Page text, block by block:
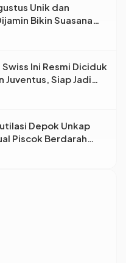
Unik dan
Bikin Suasana
Ini Resmi Diciduk
Juventus, Siap Jadi
Depok Unkap
Piscok Berdarah